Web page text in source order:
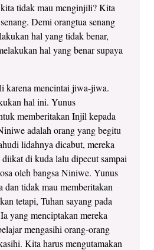
tidak mau menginjili? Kita
Demi orangtua senang
hal yang tidak benar,
hal yang benar supaya
karena mencintai jiwa-jiwa.
hal ini. Yunus
memberitakan Injil kepada
adalah orang yang begitu
lidahnya dicabut, mereka
di kuda lalu dipecut sampai
oleh bangsa Niniwe. Yunus
dan tidak mau memberitakan
tetapi, Tuhan sayang pada
yang menciptakan mereka
mengasihi orang-orang
Kita harus mengutamakan